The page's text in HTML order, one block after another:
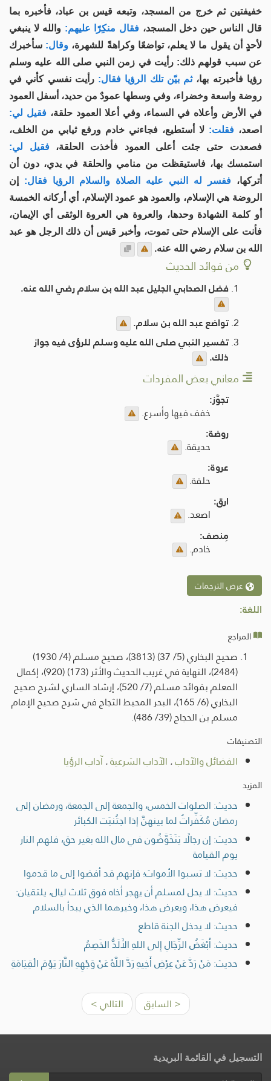
خفيفتين ثم خرج من المسجد، وتبعه قيس بن عباد، فأخبره بما
قال الناس حين دخل المسجد، فقال منكِرًا عليهم: والله لا ينبغي
لأحدٍ أن يقول ما لا يعلم، تواضعًا وكراهةً للشهرة، وقال: سأخبرك
عن سبب قولهم ذلك: رأيت في زمن النبي صلى الله عليه وسلم
رؤيا فأخبرته بها، ثم بيّن تلك الرؤيا فقال: رأيت نفسي كأني في
روضة واسعة وخضراء، وفي وسطها عمودٌ من حديد، أسفل العمود
في الأرض وأعلاه في السماء، وفي أعلا العمود حلقة، فقيل لي:
اصعد، فقلت: لا أستطيع، فجاءني خادم ورفع ثيابي من الخلف،
فصعدت حتى جئت أعلى العمود فأخذت الحلقة، فقيل لي:
استمسك بها، فاستيقظت من منامي والحلقة في يدي، دون أن
أتركها، ففسر له النبي عليه الصلاة والسلام الرؤيا فقال: إن
الروضة هي الإسلام، والعمود هو عمود الإسلام، أي أركانه الخمسة
أو كلمة الشهادة وحدها، والعروة هي العروة الوثقى أي الإيمان،
فأنت على الإسلام حتى تموت، وأخبر قيس أن ذلك الرجل هو عبد
الله بن سلام رضي الله عنه.
من فوائد الحديث
فضل الصحابي الجليل عبد الله بن سلام رضي الله عنه.
تواضع عبد الله بن سلام.
تفسير النبي صلى الله عليه وسلم للرؤى فيه جواز
ذلك.
معاني بعض المفردات
تجوَّز:
خفف فيها وأسرع.
روضة:
حديقة.
عروة:
حلقة.
ارق:
اصعد.
مِنصف:
خادم.
عرض الترجمات
اللغة:
المراجع
صحيح البخاري (5/ 37) (3813)، صحيح مسلم (4/ 1930)
(2484)، النهاية في غريب الحديث والأثر (173) (920)، إكمال
المعلم بفوائد مسلم (7/ 520)، إرشاد الساري لشرح صحيح
البخاري (6/ 165)، البحر المحيط الثجاج في شرح صحيح الإمام
مسلم بن الحجاج (39/ 486).
التصنيفات
الفضائل والآداب. الآداب الشرعية.آداب الرؤيا
المزيد
حديث: الصلوات الخمس، والجمعة إلى الجمعة، ورمضان إلى
رمضان مُكَفِّراتٌ لما بينهنَّ إذا اجتُنبَت الكبائر
حديث: إن رجالًا يَتَخَوَّضُون في مال الله بغير حق، فلهم النار
يوم القيامة
حديث: لا تسبوا الأموات؛ فإنهم قد أفضوا إلى ما قدموا
حديث: لا يحل لمسلم أن يهجر أخاه فوق ثلاث ليال، يلتقيان:
فيعرض هذا، ويعرض هذا، وخيرهما الذي يبدأ بالسلام
حديث: لا يدخل الجنة قاطع
حديث: أَبْغَضُ الرِّجَالِ إِلى اللهِ الأَلَدُّ الخَصِمُ
حديث: مَنْ رَدَّ عَنْ عِرْضِ أَخِيهِ رَدَّ اللَّهُ عَنْ وَجْهِهِ النَّارَ يَوْمَ الْقِيَامَةِ
< السابق التالي >
التسجيل في القائمة البريدية